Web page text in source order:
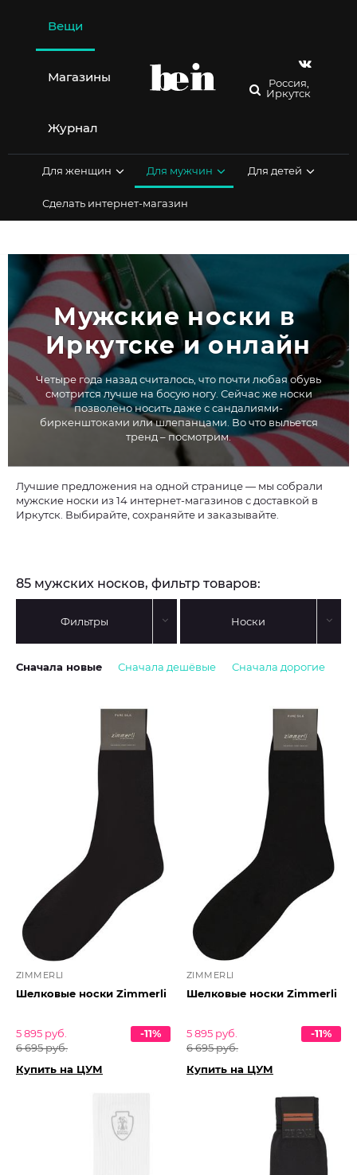
содержимому
Вещи
Магазины
Журнал
Россия,
Иркутск
Для женщин Для мужчин Для детей
Сделать интернет-магазин
Мужские носки в
Иркутске и онлайн
Четыре года назад считалось, что почти любая обувь
смотрится лучше на босую ногу. Сейчас же носки
позволено носить даже с сандалиями-
биркенштоками или шлепанцами. Во что выльется
тренд – посмотрим.
Лучшие предложения на одной странице — мы собрали
мужские носки из 14 интернет-магазинов с доставкой в
Иркутск. Выбирайте, сохраняйте и заказывайте.
85 мужских носков, фильтр товаров:
Фильтры Носки
Сначала новые Сначала дешёвые Сначала дорогие
ZIMMERLI
Шелковые носки Zimmerli
5 895 руб.
6 695 руб.
-11%
Купить на ЦУМ
ZIMMERLI
Шелковые носки Zimmerli
5 895 руб.
6 695 руб.
-11%
Купить на ЦУМ